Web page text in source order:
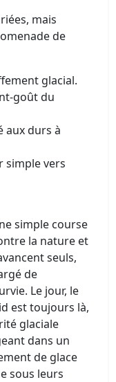
mais
de
glacial.
goût du
aux durs à
simple vers
simple course
la nature et
seuls,
de
Le jour, le
est toujours là,
glaciale
dans un
de glace
sous leurs